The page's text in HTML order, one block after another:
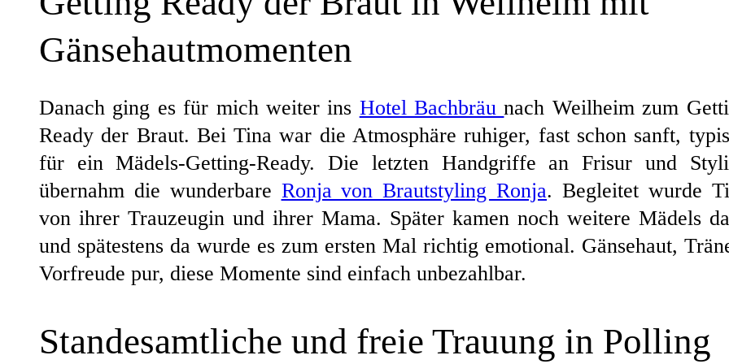
Gänsehautmomenten
Danach ging es für mich weiter ins Hotel Bachbräunach Weilheim zum
Ready der Braut. Bei Tina war die Atmosphäre ruhiger, fast schon sanft,
für ein Mädels-Getting-Ready. Die letzten Handgriffe an Frisur und
übernahm die wunderbare Ronja von Brautstyling Ronja. Begleitet wurde
von ihrer Trauzeugin und ihrer Mama. Später kamen noch weitere Mädels
und spätestens da wurde es zum ersten Mal richtig emotional. Gänsehaut,
Vorfreude pur, diese Momente sind einfach unbezahlbar.
Standesamtliche und freie Trauung in Polling